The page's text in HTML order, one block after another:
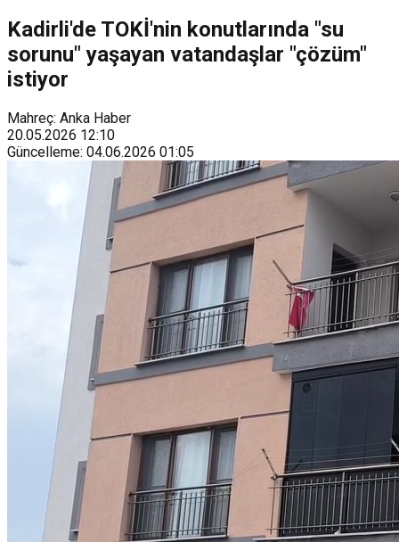
Kadirli'de TOKİ'nin konutlarında "su
sorunu" yaşayan vatandaşlar "çözüm"
istiyor
Mahreç: Anka Haber
20.05.2026 12:10
Güncelleme: 04.06.2026 01:05